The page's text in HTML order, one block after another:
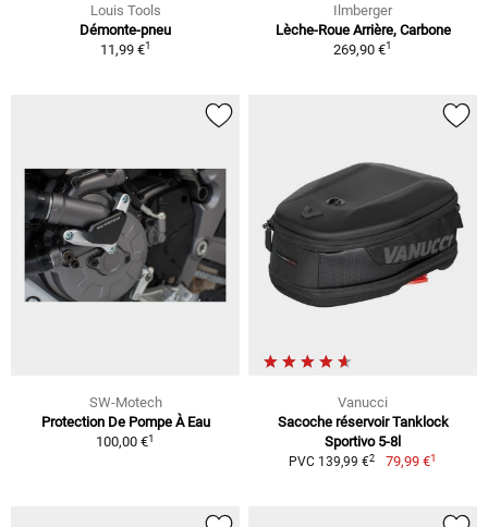
Louis Tools
Démonte-pneu
11,99 €1
Ilmberger
Lèche-Roue Arrière, Carbone
269,90 €1
SW-Motech
Protection De Pompe À Eau
100,00 €1
Vanucci
Sacoche réservoir Tanklock
Sportivo 5-8l
PVC 139,99 €2 79,99 €1